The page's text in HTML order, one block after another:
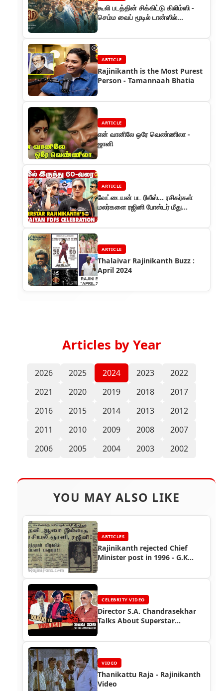
கூலி படத்தின் சிக்கிட்டு கிலிம்ஸி -
செம்ம வைப் மூடில் டான்ஸில்
ARTICLE
Rajinikanth is the Most Purest
Person - Tamannaah Bhatia
ARTICLE
என் வானிலே ஒரே வெண்ணிலா -
ஜானி
ARTICLE
வேட்டையன் பட ரிலீஸ்... ரசிகர்கள்
மலர்களை ரஜினி போஸ்டர் மீது
கொண்டாட்டம்
ARTICLE
Thalaivar Rajinikanth Buzz :
April 2024
Articles by Year
2026 2025 2024 2023
2022
2021
2020 2019 2018
2017
2016
2015 2014 2013
2012
2011
2010 2009 2008
2007
2006
2005 2004 2003 2002
YOU MAY ALSO LIKE
ARTICLES
Rajinikanth rejected Chief
Minister post in 1996 - G.K
CELEBRITY VIDEO
Director S.A. Chandrasekhar
Talks About Superstar
VIDEO
Thanikattu Raja - Rajinikanth
Video